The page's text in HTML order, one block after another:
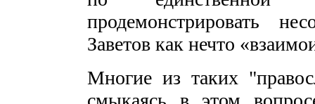
продемонстрировать
Заветов как нечто
Многие из таких